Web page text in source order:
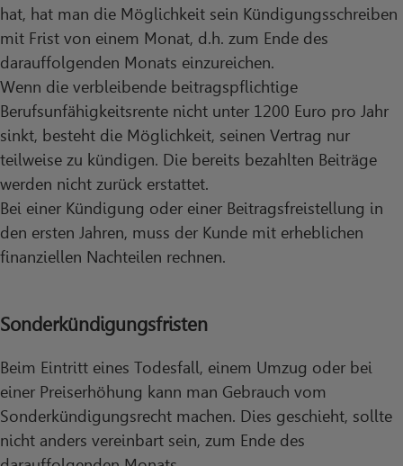
hat, hat man die Möglichkeit sein Kündigungsschreiben
mit Frist von einem Monat, d.h. zum Ende des
darauffolgenden Monats einzureichen.
Wenn die verbleibende beitragspflichtige
Berufsunfähigkeitsrente nicht unter 1200 Euro pro Jahr
sinkt, besteht die Möglichkeit, seinen Vertrag nur
teilweise zu kündigen. Die bereits bezahlten Beiträge
werden nicht zurück erstattet.
Bei einer Kündigung oder einer Beitragsfreistellung in
den ersten Jahren, muss der Kunde mit erheblichen
finanziellen Nachteilen rechnen.
Sonderkündigungsfristen
Beim Eintritt eines Todesfall, einem Umzug oder bei
einer Preiserhöhung kann man Gebrauch vom
Sonderkündigungsrecht machen. Dies geschieht, sollte
nicht anders vereinbart sein, zum Ende des